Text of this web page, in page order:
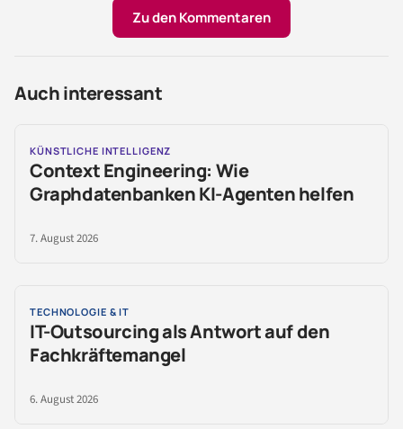
Zu den Kommentaren
Auch interessant
KÜNSTLICHE INTELLIGENZ
Context Engineering: Wie
Graphdatenbanken KI-Agenten helfen
7. August 2026
TECHNOLOGIE & IT
IT-Outsourcing als Antwort auf den
Fachkräftemangel
6. August 2026